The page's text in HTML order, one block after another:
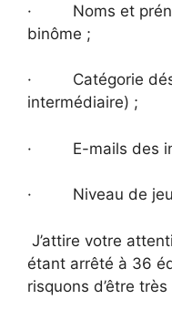
· Noms et
binôme ;
· Catégorie
intermédiaire) ;
· E-mails des
· Niveau de jeu
J’attire votre
étant arrêté à 36
risquons d’être